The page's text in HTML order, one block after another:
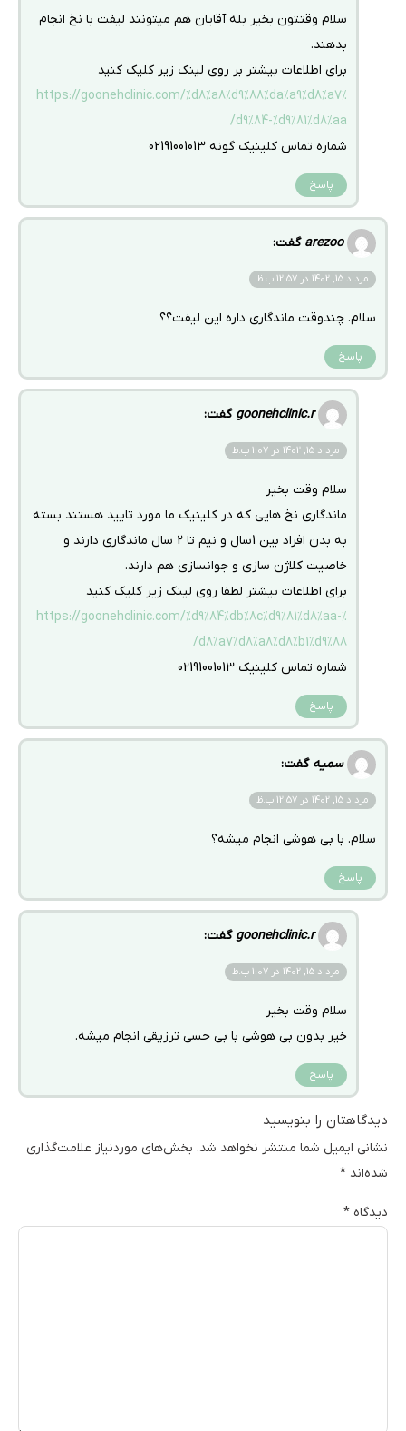
سلام وقتتون بخیر بله آقایان هم میتونند لیفت با نخ انجام
بدهند.
برای اطلاعات بیشتر بر روی لینک زیر کلیک کنید
https://goonehclinic.com/%d8%a8%d9%88%da%a9%d8%a7%
d9%84-%d9%81%d8%aa/
شماره تماس کلینیک گونه 02191001013
پاسخ
arezoo گفت:
مرداد 15, 1402 در 12:57 ب.ظ
سلام. چندوقت ماندگاری داره این لیفت؟؟
پاسخ
goonehclinic.r گفت:
مرداد 15, 1402 در 1:07 ب.ظ
سلام وقت بخیر
ماندگاری نخ هایی که در کلینیک ما مورد تایید هستند بسته
به بدن افراد بین 1سال و نیم تا 2 سال ماندگاری دارند و
خاصیت کلاژن سازی و جوانسازی هم دارند.
برای اطلاعات بیشتر لطفا روی لینک زیر کلیک کنید
https://goonehclinic.com/%d9%84%db%8c%d9%81%d8%aa-%
d8%a7%d8%a8%d8%b1%d9%88/
شماره تماس کلینیک 02191001013
پاسخ
سمیه گفت:
مرداد 15, 1402 در 12:57 ب.ظ
سلام. با بی هوشی انجام میشه؟
پاسخ
goonehclinic.r گفت:
مرداد 15, 1402 در 1:07 ب.ظ
سلام وقت بخیر
خیر بدون بی هوشی با بی حسی ترزیقی انجام میشه.
پاسخ
دیدگاهتان را بنویسید
نشانی ایمیل شما منتشر نخواهد شد. بخش‌های موردنیاز علامت‌گذاری
شده‌اند *
دیدگاه *